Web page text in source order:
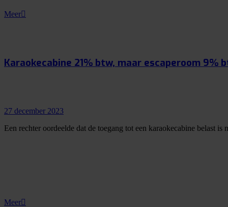
Meer
Karaokecabine 21% btw, maar escaperoom 9%
27 december 2023
Een rechter oordeelde dat de toegang tot een karaokecabine belast
Meer